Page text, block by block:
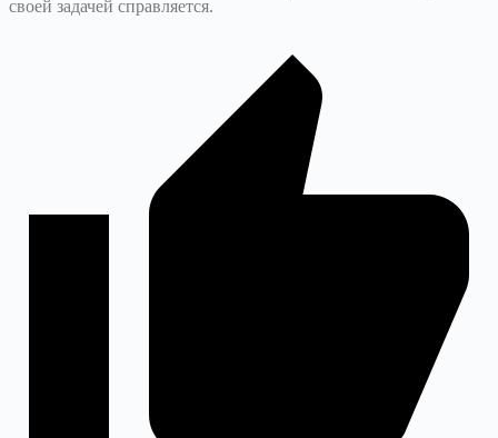
своей задачей справляется.